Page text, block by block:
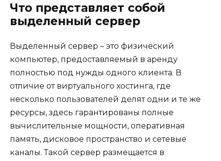
Что представляет собой
выделенный сервер
Выделенный сервер – это физический
компьютер, предоставляемый в аренду
полностью под нужды одного клиента. В
отличие от виртуального хостинга, где
несколько пользователей делят одни и те же
ресурсы, здесь гарантированы полные
вычислительные мощности, оперативная
память, дисковое пространство и сетевые
каналы. Такой сервер размещается в